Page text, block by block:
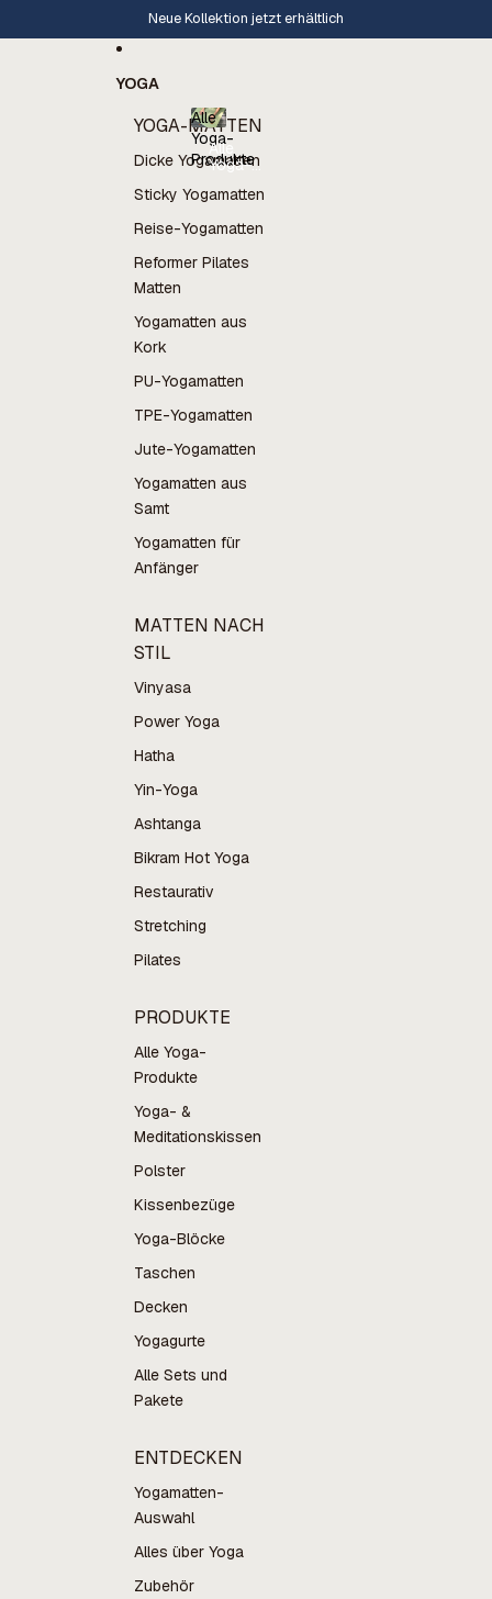
Bewertung 4,8⭐️ auf Trustpilot
YOGA
YOGA-MATTEN
Dicke Yogamatten
Sticky Yogamatten
Reise-Yogamatten
Reformer Pilates
Matten
Yogamatten aus
Kork
PU-Yogamatten
TPE-Yogamatten
Jute-Yogamatten
Yogamatten aus
Samt
Yogamatten für
Anfänger
MATTEN NACH
STIL
Vinyasa
Power Yoga
Hatha
Yin-Yoga
Ashtanga
Bikram Hot Yoga
Restaurativ
Stretching
Pilates
PRODUKTE
Alle Yoga-
Produkte
Yoga- &
Meditationskissen
Polster
Kissenbezüge
Yoga-Blöcke
Taschen
Decken
Yogagurte
Alle Sets und
Pakete
ENTDECKEN
Yogamatten-
Auswahl
Alles über Yoga
Zubehör
Alle
Yoga-
Produkte
Alle
Yoga-